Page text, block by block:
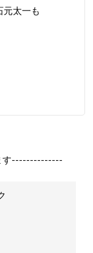
元太一も
す--------------